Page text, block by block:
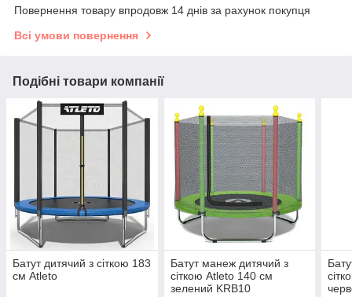
Повернення товару впродовж 14 днів за рахунок покупця
Всі умови повернення
Подібні товари компанії
Батут дитячий з сіткою 183
см Atleto
Батут манеж дитячий з
сіткою Atleto 140 см
зелений KRB10